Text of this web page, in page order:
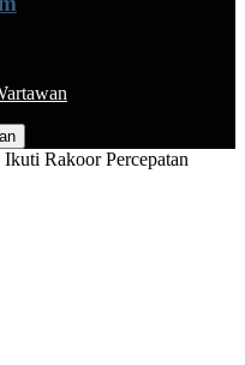
Rakoor Percepatan